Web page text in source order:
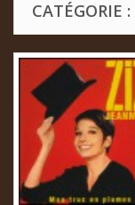
CATÉGORIE :